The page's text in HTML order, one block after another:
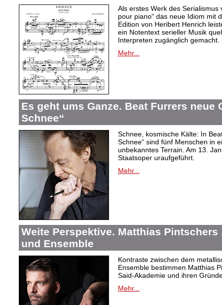
Als erstes Werk des Serialismus
pour piano“ das neue Idiom mit
Edition von Heribert Henrich
ein Notentext serieller Musik
Interpreten zugänglich gemacht.
Mehr...
Es geht ums Ganze. Beat Furrers neue
Schnee“
Schnee, kosmische Kälte: In
Schnee“ sind fünf Menschen in
unbekanntes Terrain. Am 13.
Staatsoper uraufgeführt.
Mehr...
Weite Perspektive. Matthias Pintschers
und Ensemble
Kontraste zwischen dem
Ensemble bestimmen Matthias
Said-Akademie und ihren
Mehr...